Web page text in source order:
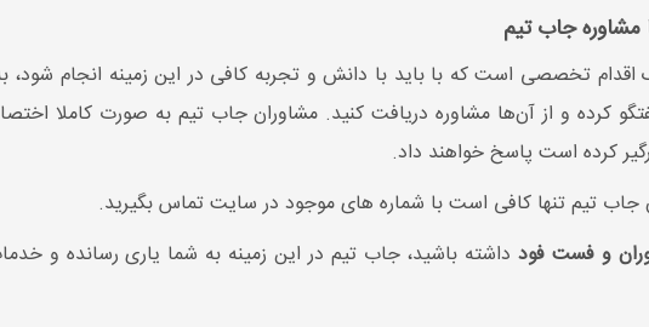
◀ تعداد رپورتاژ ماهیانه:
جاب تیم
اقدام تخصصی است که با باید با دانش و تجربه کافی در این زمینه انجام شود،
کرده و از آن‌ها مشاوره دریافت کنید. مشاوران جاب تیم به صورت کاملا
کرده است پاسخ خواهند داد.
جاب تیم تنها کافی است با شماره‌ های موجود در سایت تماس بگیرید.
و فست فودداشته باشید، جاب تیم در این زمینه به شما یاری رسانده و